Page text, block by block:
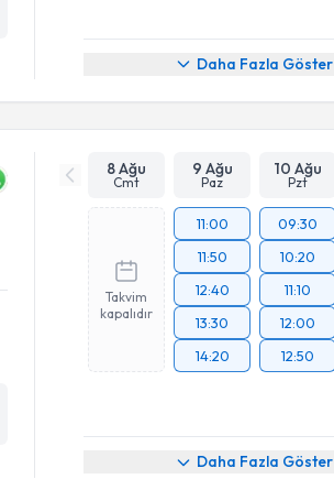
Daha Fazla Göster
8 Ağu
Cmt
9 Ağu
Paz
10 Ağu
Pzt
Takvim
kapalıdır
11:00
11:50
12:40
13:30
14:20
09:30
10:20
11:10
12:00
12:50
Daha Fazla Göster
Randevu Takvimi Talebi